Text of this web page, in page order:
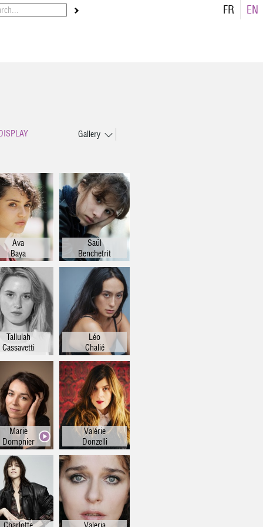
FR EN
Gallery
Ava
Baya
Saül
Benchetrit
Tallulah
Cassavetti
Léo
Chalié
Marie
Dompnier
Valérie
Donzelli